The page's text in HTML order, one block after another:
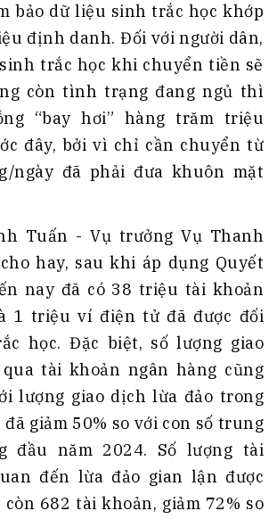
bảo dữ liệu sinh trắc học khớp
định danh. Đối với người dân,
trắc học khi chuyển tiền sẽ
còn tình trạng đang ngủ thì
“bay hơi” hàng trăm triệu
đây, bởi vì chỉ cần chuyển từ
ngày đã phải đưa khuôn mặt
Tuấn - Vụ trưởng Vụ Thanh
hay, sau khi áp dụng Quyết
nay đã có 38 triệu tài khoản
1 triệu ví điện tử đã được đối
học. Đặc biệt, số lượng giao
tài khoản ngân hàng cũng
lượng giao dịch lừa đảo trong
giảm 50% so với con số trung
đầu năm 2024. Số lượng tài
đến lừa đảo gian lận được
682 tài khoản, giảm 72% so